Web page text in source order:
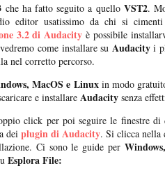
che ha fatto seguito a quelloVST2.
editor usatissimo da chi si
3.2 di Audacity è possibile
come installare su Audacityi
nel corretto percorso.
MacOS e Linuxin modo
e installare Audacity senza
click per poi seguire le finestre di
dei plugin di Audacity. Si clicca nella
Ci sono le guide per
Esplora File: